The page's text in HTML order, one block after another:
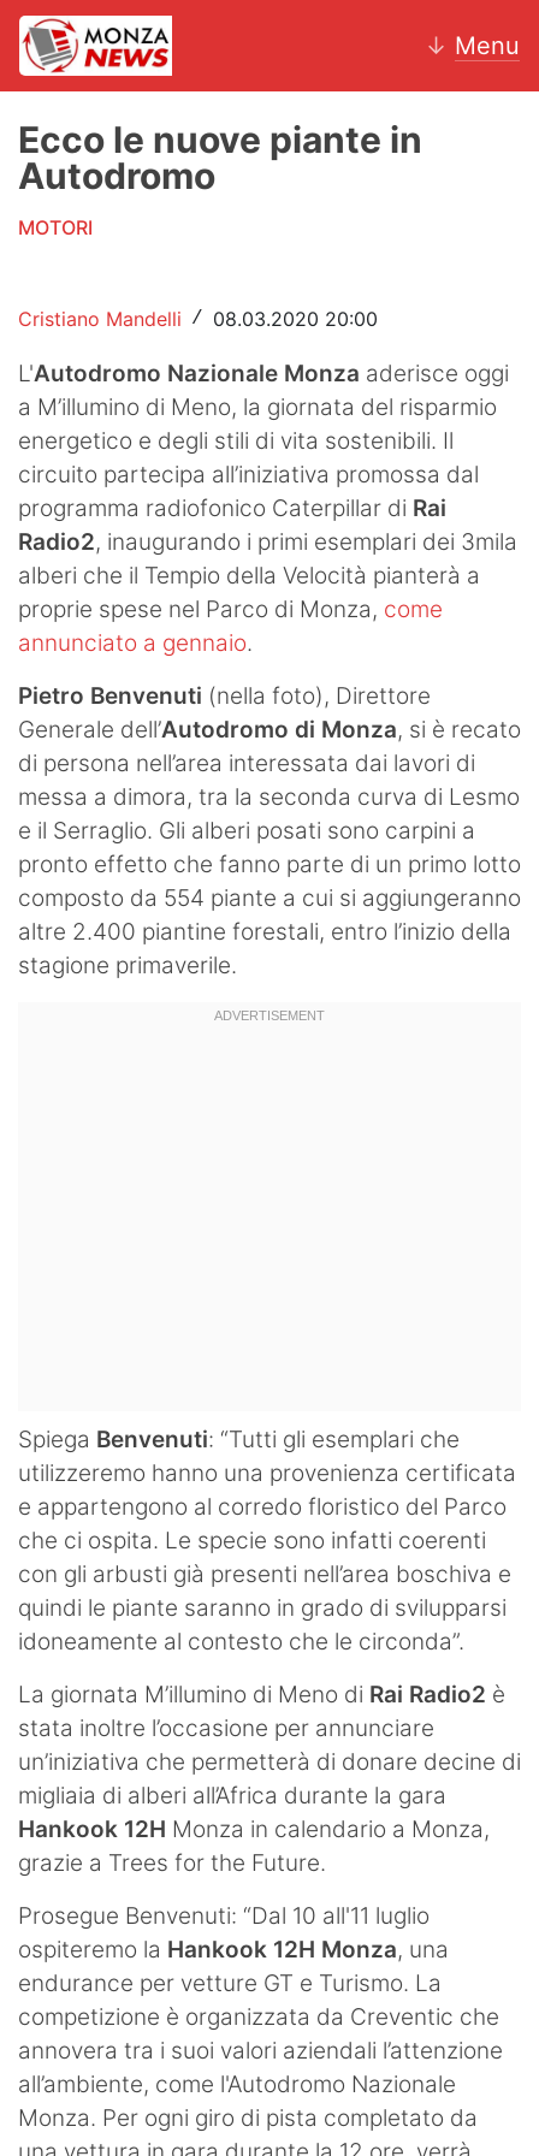
↓ Menu
Calcio
Motori
Volley
Hockey
Altri sport
Hockey
Pallanuoto
Altre
News
Turismo
Eventi
Ecco le nuove piante in
Autodromo
MOTORI
Cristiano Mandelli / 08.03.2020 20:00
L'Autodromo Nazionale Monza aderisce oggi
a M’illumino di Meno, la giornata del risparmio
energetico e degli stili di vita sostenibili. Il
circuito partecipa all’iniziativa promossa dal
programma radiofonico Caterpillar di Rai
Radio2, inaugurando i primi esemplari dei 3mila
alberi che il Tempio della Velocità pianterà a
proprie spese nel Parco di Monza, come
annunciato a gennaio.
Pietro Benvenuti (nella foto), Direttore
Generale dell’Autodromo di Monza, si è recato
di persona nell’area interessata dai lavori di
messa a dimora, tra la seconda curva di Lesmo
e il Serraglio. Gli alberi posati sono carpini a
pronto effetto che fanno parte di un primo lotto
composto da 554 piante a cui si aggiungeranno
altre 2.400 piantine forestali, entro l’inizio della
stagione primaverile.
Spiega Benvenuti: “Tutti gli esemplari che
utilizzeremo hanno una provenienza certificata
e appartengono al corredo floristico del Parco
che ci ospita. Le specie sono infatti coerenti
con gli arbusti già presenti nell’area boschiva e
quindi le piante saranno in grado di svilupparsi
idoneamente al contesto che le circonda”.
La giornata M’illumino di Meno di Rai Radio2 è
stata inoltre l’occasione per annunciare
un’iniziativa che permetterà di donare decine di
migliaia di alberi all’Africa durante la gara
Hankook 12H Monza in calendario a Monza,
grazie a Trees for the Future.
Prosegue Benvenuti: “Dal 10 all'11 luglio
ospiteremo la Hankook 12H Monza, una
endurance per vetture GT e Turismo. La
competizione è organizzata da Creventic che
annovera tra i suoi valori aziendali l’attenzione
all’ambiente, come l'Autodromo Nazionale
Monza. Per ogni giro di pista completato da